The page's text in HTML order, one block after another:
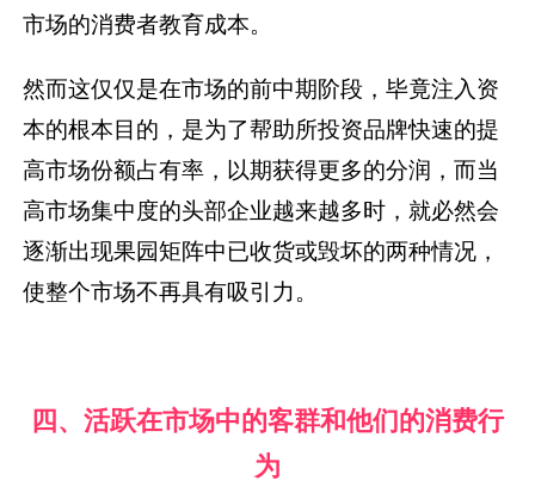
市场的消费者教育成本。
然而这仅仅是在市场的前中期阶段，毕竟注入资
本的根本目的，是为了帮助所投资品牌快速的提
高市场份额占有率，以期获得更多的分润，而当
高市场集中度的头部企业越来越多时，就必然会
逐渐出现果园矩阵中已收货或毁坏的两种情况，
使整个市场不再具有吸引力。
四、活跃在市场中的客群和他们的消费行
为